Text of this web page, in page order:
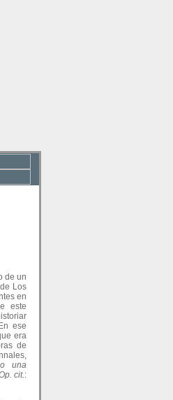
de un
Los
en
este
ese
era
de
una
cit.: